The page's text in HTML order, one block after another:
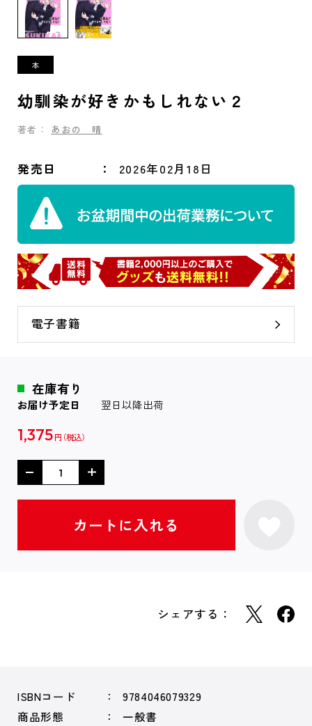
幼馴染が好きかもしれない２
著者： あおの 晴
発売日 2026年02月18日
電子書籍
在庫有り
お届け予定日 翌日以降出荷
1,375 円
シェアする：
ISBNコード
9784046079329
商品形態
一般書